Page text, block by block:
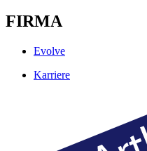
FIRMA
Evolve
Karriere